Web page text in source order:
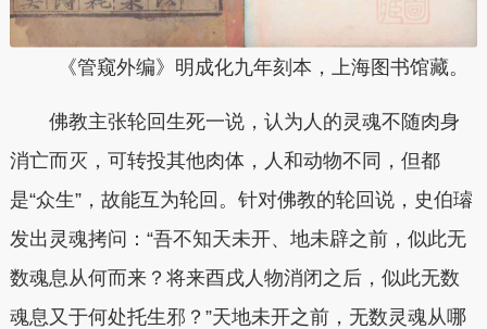
《管窥外编》明成化九年刻本，上海图书馆藏。
佛教主张轮回生死一说，认为人的灵魂不随肉身
消亡而灭，可转投其他肉体，人和动物不同，但都
是“众生”，故能互为轮回。针对佛教的轮回说，史伯璿
发出灵魂拷问：“吾不知天未开、地未辟之前，似此无
数魂息从何而来？将来酉戌人物消闭之后，似此无数
魂息又于何处托生邪？”天地未开之前，无数灵魂从哪